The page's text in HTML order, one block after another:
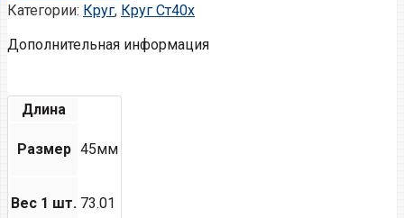
Категории: Круг, Круг Ст40х
Дополнительная информация
Длина
Размер 45мм
Вес 1 шт. 73.01